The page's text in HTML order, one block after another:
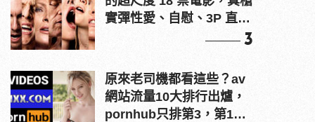
實彈性愛、自慰、3P 直接
3
原來老司機都看這些？av
網站流量10大排行出爐，
pornhub只排第3，第1名